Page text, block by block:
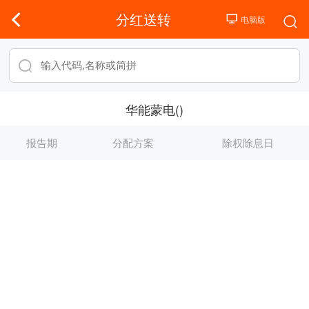
分红送转
华能蒙电()
报告期 分配方案 除权除息日